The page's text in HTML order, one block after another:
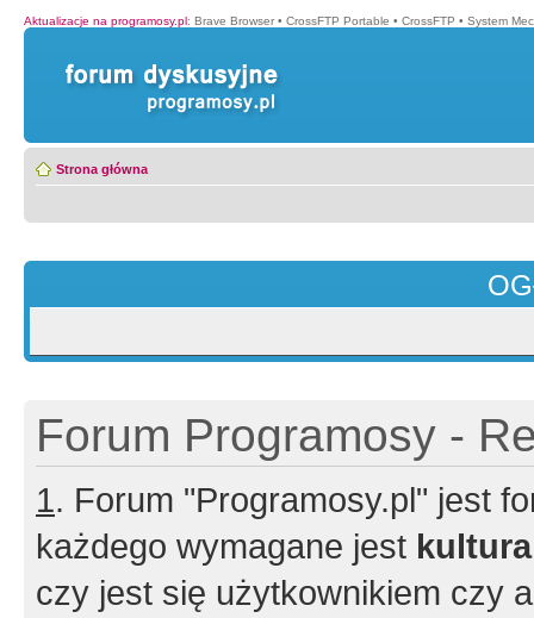
Aktualizacje na programosy.pl: Brave Browser • CrossFTP Portable • CrossFTP • System
Strona główna
Forum Programosy -
1. Forum "Programosy.pl" jest
każdego wymagane jest
czy jest się użytkownikiem czy